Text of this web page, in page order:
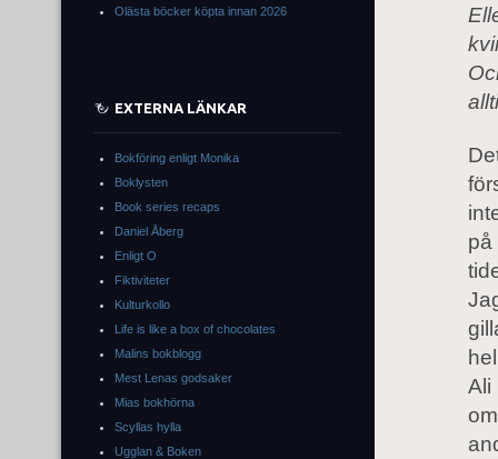
på
Ali
Olästa böcker köpta innan 2026
EXTERNA LÄNKAR
Bokföring enligt Monika
Boklysten
Book series recaps
Daniel Åberg
Enligt O
Fiktiviteter
Kulturkollo
Life is like a box of chocolates
Malins bokblogg
Mest Lenas godsaker
Mias bokhörna
Scyllas hylla
Ugglan & Boken